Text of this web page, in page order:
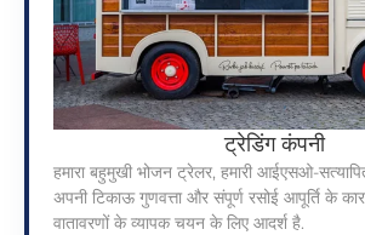
ट्रेडिंग कंपनी
हमारा बहुमुखी भोजन ट्रेलर, हमारी आईएसओ-सत्यापित
अपनी टिकाऊ गुणवत्ता और संपूर्ण रसोई आपूर्ति के
वातावरणों के व्यापक चयन के लिए आदर्श है.